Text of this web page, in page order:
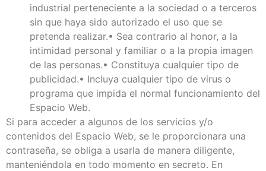
industrial perteneciente a la sociedad o a terceros
sin que haya sido autorizado el uso que se
pretenda realizar.• Sea contrario al honor, a la
intimidad personal y familiar o a la propia imagen
de las personas.• Constituya cualquier tipo de
publicidad.• Incluya cualquier tipo de virus o
programa que impida el normal funcionamiento del
Espacio Web.
Si para acceder a algunos de los servicios y/o
contenidos del Espacio Web, se le proporcionara una
contraseña, se obliga a usarla de manera diligente,
manteniéndola en todo momento en secreto. En